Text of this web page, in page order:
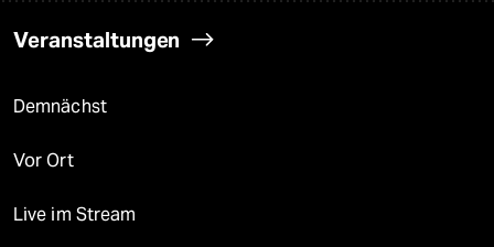
Veranstaltungen
Demnächst
Vor Ort
Live im Stream